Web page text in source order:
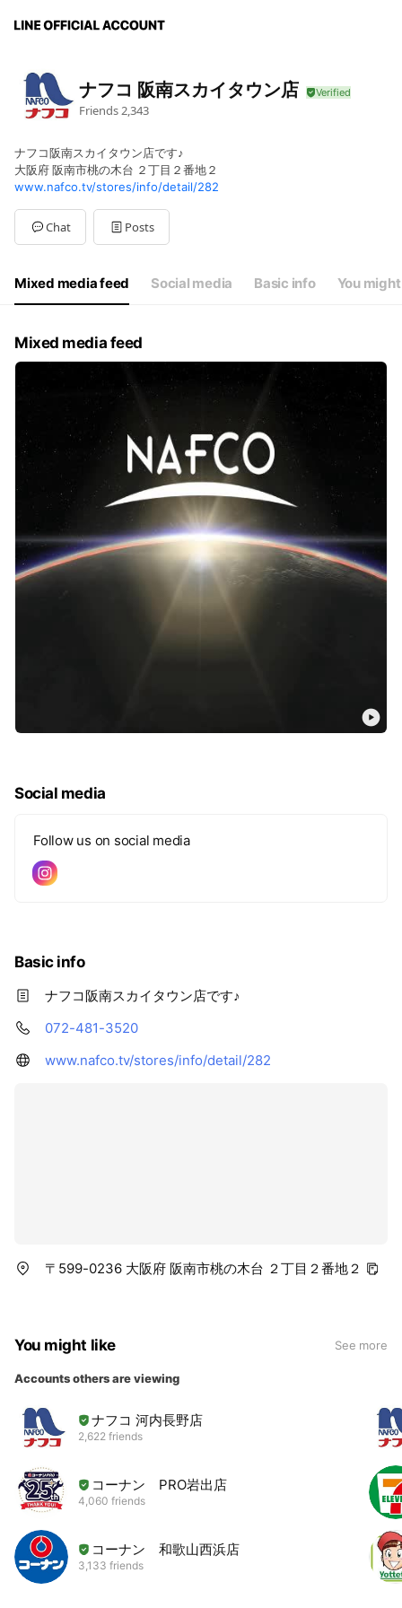
ナフコ 阪南スカイタウン店
Friends 2,343
ナフコ阪南スカイタウン店です♪
大阪府 阪南市桃の木台 ２丁目２番地２
www.nafco.tv/stores/info/detail/282
Chat Posts
Mixed media feed Social media Basic info You
Mixed media feed
Social media
Follow us on social media
Basic info
ナフコ阪南スカイタウン店です♪
072-481-3520
www.nafco.tv/stores/info/detail/282
〒599-0236 大阪府 阪南市桃の木台 ２丁目２番地２
You might like See more
Accounts others are viewing
ナフコ 河内長野店
2,622 friends
コーナン PRO岩出店
4,060 friends
コーナン 和歌山西浜店
3,133 friends